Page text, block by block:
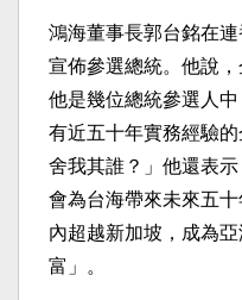
鴻海董事長郭台銘在
宣佈參選總統。他說
他是幾位總統參選人中
有近五十年實務經驗
舍我其誰？」他還表
會為台海帶來未來五
內超越新加坡，成為
富」。